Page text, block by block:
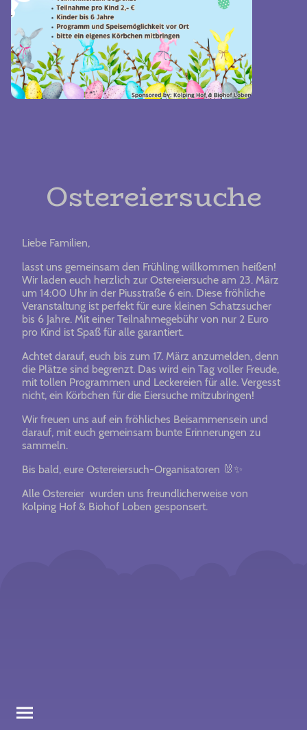
Ostereiersuche
Liebe Familien,
lasst uns gemeinsam den Frühling willkommen heißen!
Wir laden euch herzlich zur Ostereiersuche am 23. März
um 14:00 Uhr in der Piusstraße 6 ein. Diese fröhliche
Veranstaltung ist perfekt für eure kleinen Schatzsucher
bis 6 Jahre. Mit einer Teilnahmegebühr von nur 2 Euro
pro Kind ist Spaß für alle garantiert.
Achtet darauf, euch bis zum 17. März anzumelden, denn
die Plätze sind begrenzt. Das wird ein Tag voller Freude,
mit tollen Programmen und Leckereien für alle. Vergesst
nicht, ein Körbchen für die Eiersuche mitzubringen!
Wir freuen uns auf ein fröhliches Beisammensein und
darauf, mit euch gemeinsam bunte Erinnerungen zu
sammeln.
Bis bald, eure Ostereiersuch-Organisatoren 🐰✨
Alle Ostereier wurden uns freundlicherweise von
Kolping Hof & Biohof Loben gesponsert.